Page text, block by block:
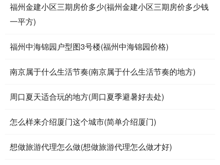
福州金建小区三期房价多少(福州金建小区三期房价多少钱
一平方)
福州中海锦园户型图3号楼(福州中海锦园价格)
南京属于什么生活节奏(南京属于什么生活节奏的地方)
周口夏天适合玩的地方(周口夏季避暑好去处)
怎么样来介绍厦门这个城市(简单介绍厦门)
想做旅游代理怎么做(想做旅游代理怎么做才好)